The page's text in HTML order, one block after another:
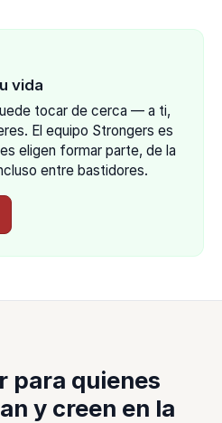
vida
tocar de cerca — a ti,
El equipo Strongers es
eligen formar parte, de la
entre bastidores.
para quienes
y creen en la